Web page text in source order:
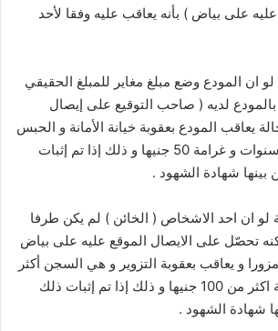
عليه على بياض ) بأنه يعاقب عليه وفقا لأحد
لو ان المودع وضع مبلغ مغاير للمبلغ الحقيقي
بالمودع لديه ( صاحب التوقيع على إيصال
يعاقب المودع بعقوبة خيانة الأمانة و الحبس
لمدة قد تصل إلى 3 سنوات و غرامة 50 جنيها و ذلك إذا تم إثبات
شهادة الشهود .
لو ان احد الاشخاص ( الخائن ) لم يكن طرفا
تحصّل على الايصال الموقع عليه على بياض
و يعاقب بعقوبة التزوير و هي السجن أكثر
من 3 سنوات و غرامة اكثر من 100 جنيها و ذلك إذا تم إثبات ذلك
شهادة الشهود .